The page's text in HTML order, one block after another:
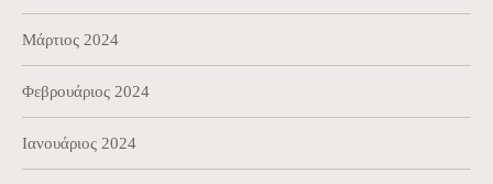
Μάρτιος 2024
Φεβρουάριος 2024
Ιανουάριος 2024